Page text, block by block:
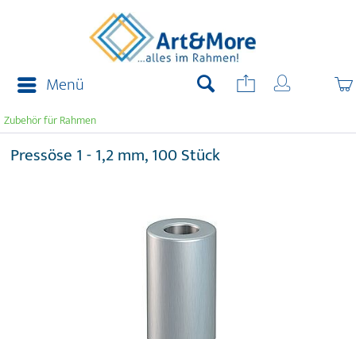
Menü
Zubehör für Rahmen
Pressöse 1 - 1,2 mm, 100 Stück